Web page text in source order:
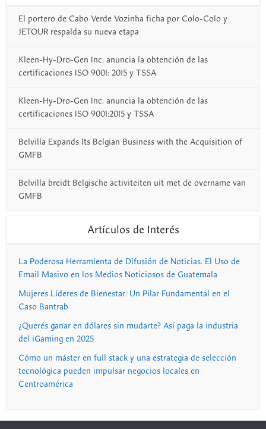
El portero de Cabo Verde Vozinha ficha por Colo-Colo y
JETOUR respalda su nueva etapa
Kleen-Hy-Dro-Gen Inc. anuncia la obtención de las
certificaciones ISO 9001: 2015 y TSSA
Kleen-Hy-Dro-Gen Inc. anuncia la obtención de las
certificaciones ISO 9001:2015 y TSSA
Belvilla Expands Its Belgian Business with the Acquisition of
GMFB
Belvilla breidt Belgische activiteiten uit met de overname van
GMFB
Artículos de Interés
La Poderosa Herramienta de Difusión de Noticias. El Uso de
Email Masivo en los Medios Noticiosos de Guatemala
Mujeres Líderes de Bienestar: Un Pilar Fundamental en el
Caso Bantrab
¿Querés ganar en dólares sin mudarte? Así paga la industria
del iGaming en 2025
Cómo un máster en full stack y una estrategia de selección
tecnológica pueden impulsar negocios locales en
Centroamérica